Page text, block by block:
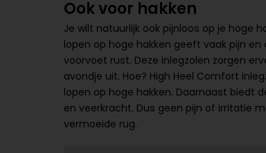
Ook voor hakken
Je wilt natuurlijk ook pijnloos op je hoge
lopen op hoge hakken geeft vaak pijn
voorvoet rust. Deze inlegzolen zorgen
avondje uit. Hoe? High Heel Comfort
lopen op hoge hakken. Daarnaast biedt
en veerkracht. Dus geen pijn of irritatie
vermoeide rug.